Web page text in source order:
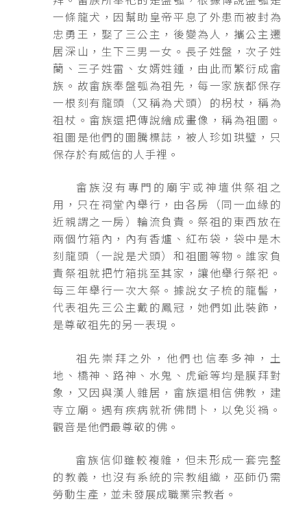
一條龍犬，因幫助皇帝平息了外患而被封為
忠勇王，娶了三公主，後變為人，攜公主遷
居深山，生下三男一女。長子姓盤，次子姓
蘭、三子姓雷、女婿姓鍾，由此而繁衍成畲
族。故畲族奉盤瓠為祖先，每一家族都保存
一根刻有龍頭（又稱為犬頭）的枴杖，稱為
祖杖。畲族還把傳說繪成畫像，稱為祖圖。
祖圖是他們的圖騰標誌，被人珍如珙璧，只
保存於有威信的人手裡。
畲族沒有專門的廟宇或神壇供祭祖之
用，只在祠堂內舉行，由各房（同一血緣的
近親謂之一房）輪流負責。祭祖的東西放在
兩個竹箱內，內有香爐、紅布袋，袋中是木
刻龍頭（一說是犬頭）和祖圖等物。誰家負
責祭祖就把竹箱挑至其家，讓他舉行祭祀。
每三年舉行一次大祭。據說女子梳的龍髻，
代表祖先三公主戴的鳳冠，她們如此裝飾，
是尊敬祖先的另一表現。
祖先崇拜之外，他們也信奉多神，土
地、橋神、路神、水鬼、虎爺等均是膜拜對
象，又因與漢人雜居，畲族還相信佛教，建
寺立廟。遇有疾病就祈佛問卜，以免災禍。
觀音是他們最尊敬的佛。
畲族信仰雖較複雜，但未形成一套完整
的教義，也沒有系統的宗教組織，巫師仍需
勞動生產，並未發展成職業宗教者。